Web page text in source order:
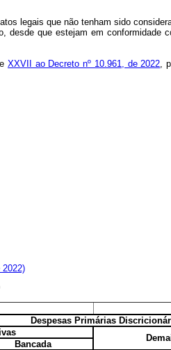
legais que não tenham sido
desde que estejam em conformidade
e XXVII ao Decreto nº 10.961, de 2022,
2022)
Despesas Primárias
Bancada